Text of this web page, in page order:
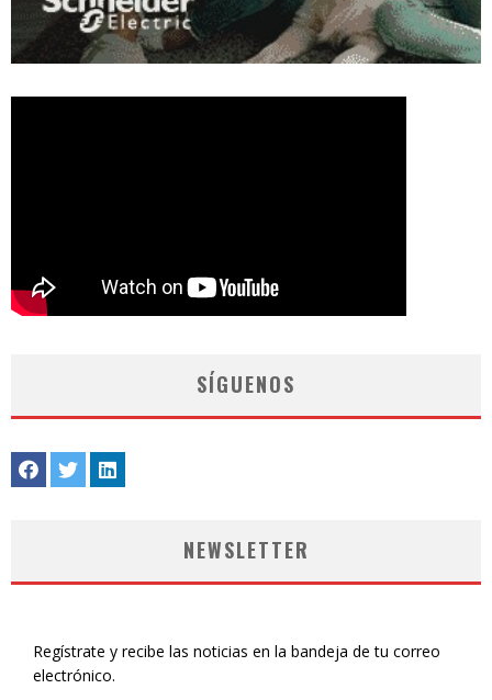
SÍGUENOS
NEWSLETTER
Regístrate y recibe las noticias en la bandeja de tu correo
electrónico.